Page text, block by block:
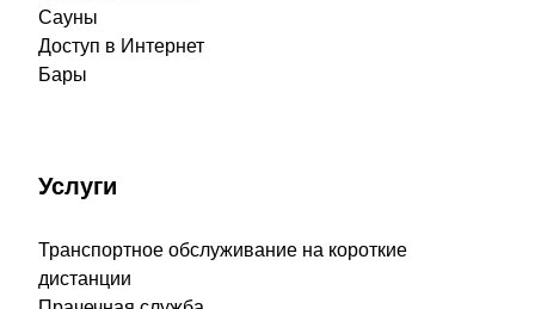
Сауны
Доступ в Интернет
Бары
Услуги
Транспортное обслуживание на короткие
дистанции